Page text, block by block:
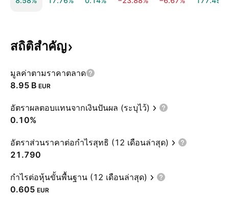
สถิติสำคัญ
มูลค่าตามราคาตลาด
‪8.95 B‬ EUR
อัตราผลตอบแทนจากเงินปันผล (ระบุไว้)
0.10%
อัตราส่วนราคาต่อกำไรสุทธิ (12 เดือนล่าสุด)
21.790
กำไรต่อหุ้นขั้นพื้นฐาน (12 เดือนล่าสุด)
0.605 EUR